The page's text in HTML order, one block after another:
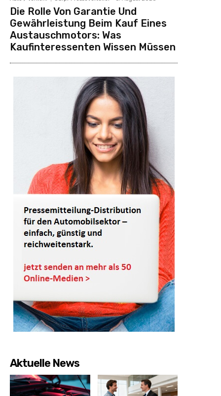
Die Rolle Von Garantie Und
Gewährleistung Beim Kauf Eines
Austauschmotors: Was
Kaufinteressenten Wissen Müssen
Aktuelle News